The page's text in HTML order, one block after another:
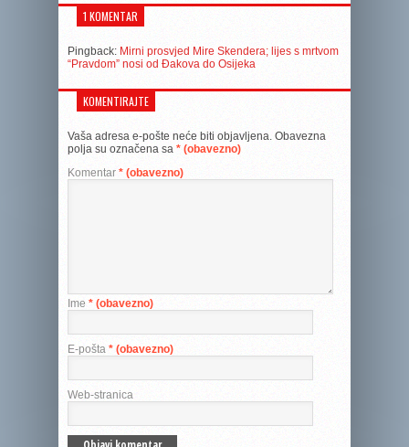
1 KOMENTAR
Pingback: Mirni prosvjed Mire Skendera; lijes s mrtvom
“Pravdom” nosi od Đakova do Osijeka
KOMENTIRAJTE
Vaša adresa e-pošte neće biti objavljena. Obavezna
polja su označena sa * (obavezno)
Komentar * (obavezno)
Ime * (obavezno)
E-pošta * (obavezno)
Web-stranica